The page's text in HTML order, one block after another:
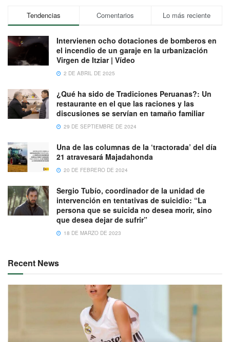
Tendencias Comentarios Lo más reciente
Intervienen ocho dotaciones de bomberos en
el incendio de un garaje en la urbanización
Virgen de Itziar | Vídeo
2 DE ABRIL DE 2025
¿Qué ha sido de Tradiciones Peruanas?: Un
restaurante en el que las raciones y las
discusiones se servían en tamaño familiar
29 DE SEPTIEMBRE DE 2024
Una de las columnas de la ‘tractorada’ del día
21 atravesará Majadahonda
20 DE FEBRERO DE 2024
Sergio Tubío, coordinador de la unidad de
intervención en tentativas de suicidio: “La
persona que se suicida no desea morir, sino
que desea dejar de sufrir”
18 DE MARZO DE 2023
Recent News